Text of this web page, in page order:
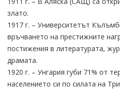
злато.
1917 г. – Университетът
връчването на престижните
постижения в литературата,
драмата.
1920 г. – Унгария губи 71% от
населението си по силата на